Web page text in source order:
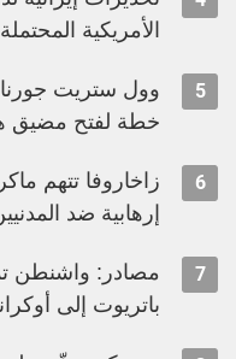
الأمريكية
5
وول ستريت
خطة لفتح مضيق
6
زاخاروفا تتهم
إرهابية ضد
7
مصادر: واشنطن
باتريوت إلى